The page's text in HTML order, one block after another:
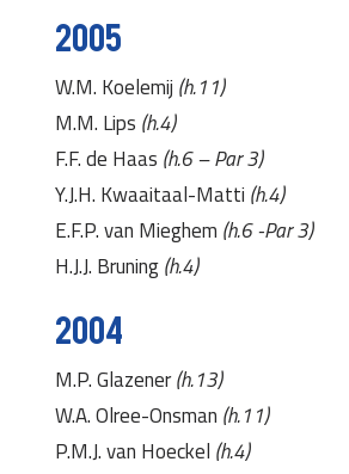
2005
W.M. Koelemij (h.11)
M.M. Lips (h.4)
F.F. de Haas (h.6 – Par 3)
Y.J.H. Kwaaitaal-Matti (h.4)
E.F.P. van Mieghem (h.6 -Par 3)
H.J.J. Bruning(h.4)
2004
M.P. Glazener(h.13)
W.A. Olree-Onsman (h.11)
P.M.J. van Hoeckel (h.4)